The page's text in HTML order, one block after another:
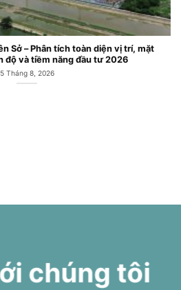
Sở – Phân tích toàn diện vị trí, mặt
độ và tiềm năng đầu tư 2026
5 Tháng 8, 2026
chúng tôi